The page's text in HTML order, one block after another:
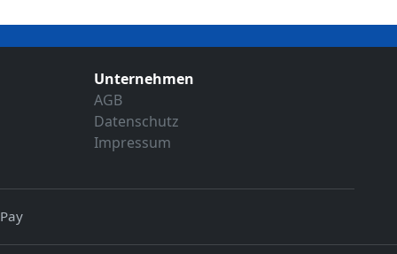
Unternehmen
AGB
Datenschutz
Impressum